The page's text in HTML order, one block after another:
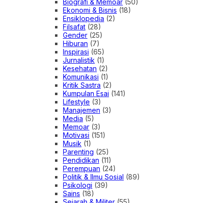
Ekonomi & Bisnis (18)
Ensiklopedia (2)
Filsafat (28)
Gender (25)
Hiburan (7)
Inspirasi (65)
Jurnalistik (1)
Kesehatan (2)
Komunikasi (1)
Kritik Sastra (2)
Kumpulan Esai (141)
Lifestyle (3)
Manajemen (3)
Media (5)
Memoar (3)
Motivasi (151)
Musik (1)
Parenting (25)
Pendidikan (11)
Perempuan (24)
Politik & Ilmu Sosial (89)
Psikologi (39)
Sains (18)